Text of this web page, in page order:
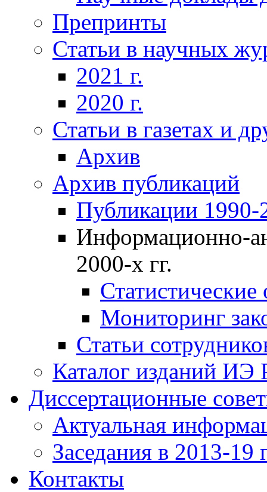
Препринты
Статьи в научных
2021 г.
2020 г.
Статьи в газетах и
Архив
Архив публикаций
Публикации 1990-
Информационно-
2000-х гг.
Мониторинг
Статьи
Каталог изданий ИЭ
Диссертационные
Актуальная
Заседания в 2013-19
Контакты